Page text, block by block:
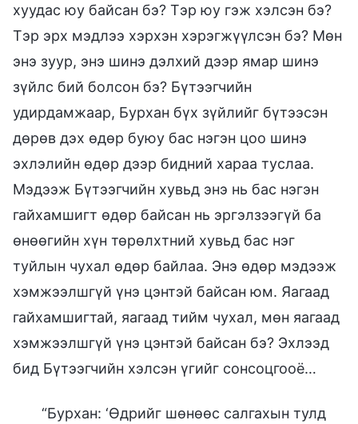
хуудас юу байсан бэ? Тэр юу гэж хэлсэн бэ?
Тэр эрх мэдлээ хэрхэн хэрэгжүүлсэн бэ? Мөн
энэ зуур, энэ шинэ дэлхий дээр ямар шинэ
зүйлс бий болсон бэ? Бүтээгчийн
удирдамжаар, Бурхан бүх зүйлийг бүтээсэн
дөрөв дэх өдөр буюу бас нэгэн цоо шинэ
эхлэлийн өдөр дээр бидний хараа туслаа.
Мэдээж Бүтээгчийн хувьд энэ нь бас нэгэн
гайхамшигт өдөр байсан нь эргэлзээгүй ба
өнөөгийн хүн төрөлхтний хувьд бас нэг
туйлын чухал өдөр байлаа. Энэ өдөр мэдээж
хэмжээлшгүй үнэ цэнтэй байсан юм. Яагаад
гайхамшигтай, яагаад тийм чухал, мөн яагаад
хэмжээлшгүй үнэ цэнтэй байсан бэ? Эхлээд
бид Бүтээгчийн хэлсэн үгийг сонсоцгооё…
“Бурхан: ‘Өдрийг шөнөөс салгахын тулд